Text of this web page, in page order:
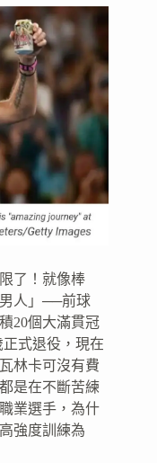
了！就像棒
人」──前球
20個大滿貫冠
正式退役，現在
林卡可沒有費
是在不斷苦練
業選手，為什
強度訓練為